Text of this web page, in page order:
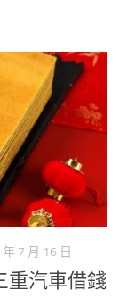
7 月 16 日
重汽車借錢